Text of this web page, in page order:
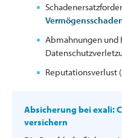
Abmahnungen und
Reputationsverlust
Absicherung bei exali:
versichern